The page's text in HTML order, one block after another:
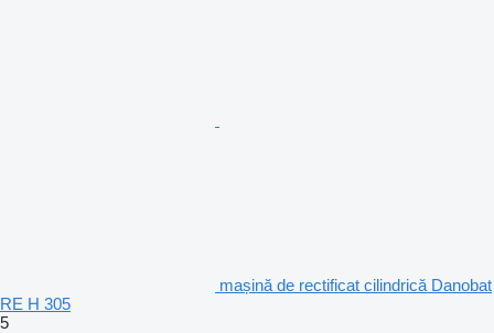
mașină de rectificat cilindrică Danobat
RE H 305
5